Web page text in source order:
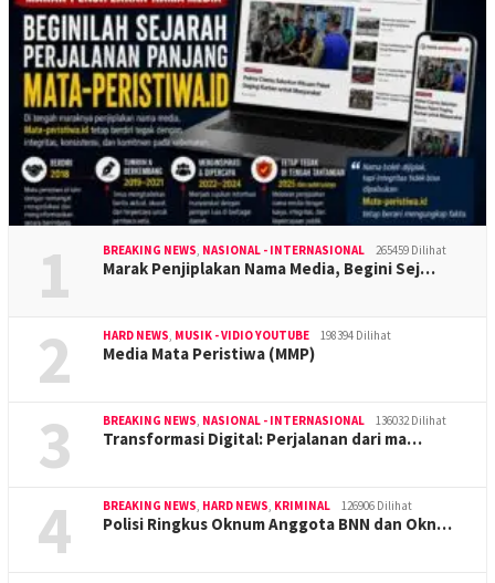
1 BREAKING NEWS, NASIONAL - INTERNASIONAL 265459 Dilihat
Marak Penjiplakan Nama Media, Begini Sej…
2 HARD NEWS, MUSIK - VIDIO YOUTUBE 198394 Dilihat
Media Mata Peristiwa (MMP)
3 BREAKING NEWS, NASIONAL - INTERNASIONAL 136032 Dilihat
Transformasi Digital: Perjalanan dari ma…
4 BREAKING NEWS, HARD NEWS, KRIMINAL 126906 Dilihat
Polisi Ringkus Oknum Anggota BNN dan Okn…